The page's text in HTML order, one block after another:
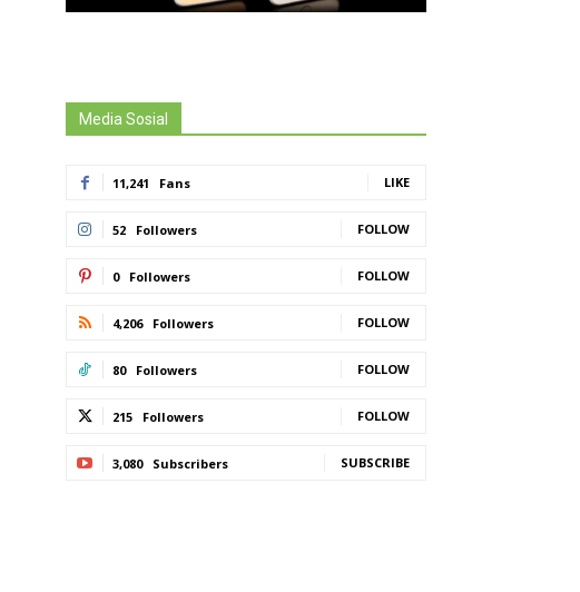
Media Sosial
11,241 Fans LIKE
52 Followers FOLLOW
0 Followers FOLLOW
4,206 Followers FOLLOW
80 Followers FOLLOW
215 Followers FOLLOW
3,080 Subscribers SUBSCRIBE